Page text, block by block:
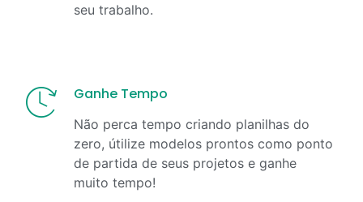
seu trabalho.
Ganhe Tempo
Não perca tempo criando planilhas do
zero, útilize modelos prontos como ponto
de partida de seus projetos e ganhe
muito tempo!